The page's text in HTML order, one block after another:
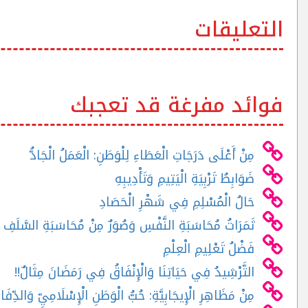
التعليقات
فوائد مفرغة قد تعجبك
مِنْ أَعْلَى دَرَجَاتِ الْعَطَاءِ لِلْوَطَنِ: الْعَمَلُ الْجَادُّ
ضَوَابِطُ تَرْبِيَةِ الْيَتِيمِ وَتَأْدِيبِهِ
حَالُ الْمُسْلِمِ فِي شَهْرِ الْحَصَادِ
ثَمَرَاتُ مُحَاسَبَةِ النَّفْسِ وَصُوَرٌ مِنْ مُحَاسَبَةِ
فَضْلُ تَعْلِيمِ الْعِلْمِ
التَّرْشِيدُ فِي حَيَاتِنَا وَالْإِنْفَاقُ فِي رَمَضَانَ مِثَالٌ!!
مِنْ مَظَاهِرِ الْإِيجَابِيَّةِ: حُبُّ الْوَطَنِ الْإِسْلَامِيِّ